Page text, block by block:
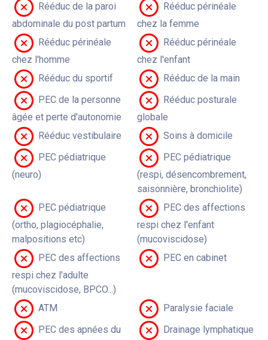
Rééduc de la paroi
abdominale du post partum
Rééduc périnéale
chez la femme
Rééduc périnéale
chez l'homme
Rééduc périnéale
chez l'enfant
Rééduc du sportif
Rééduc de la main
PEC de la personne
âgée et perte d'autonomie
Rééduc posturale
globale
Rééduc vestibulaire
Soins à domicile
PEC pédiatrique
(neuro)
PEC pédiatrique
(respi, désencombrement,
saisonnière, bronchiolite)
PEC pédiatrique
(ortho, plagiocéphalie,
malpositions etc)
PEC des affections
respi chez l'enfant
(mucoviscidose)
PEC des affections
respi chez l'adulte
(mucoviscidose, BPCO...)
PEC en cabinet
ATM
Paralysie faciale
PEC des apnées du
Drainage lymphatique